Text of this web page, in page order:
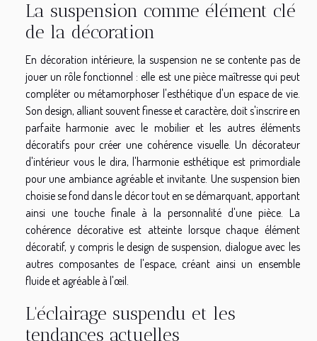
La suspension comme élément clé
de la décoration
En décoration intérieure, la suspension ne se contente pas de
jouer un rôle fonctionnel : elle est une pièce maîtresse qui peut
compléter ou métamorphoser l'esthétique d'un espace de vie.
Son design, alliant souvent finesse et caractère, doit s'inscrire en
parfaite harmonie avec le mobilier et les autres éléments
décoratifs pour créer une cohérence visuelle. Un décorateur
d'intérieur vous le dira, l'harmonie esthétique est primordiale
pour une ambiance agréable et invitante. Une suspension bien
choisie se fond dans le décor tout en se démarquant, apportant
ainsi une touche finale à la personnalité d'une pièce. La
cohérence décorative est atteinte lorsque chaque élément
décoratif, y compris le design de suspension, dialogue avec les
autres composantes de l'espace, créant ainsi un ensemble
fluide et agréable à l'œil.
L'éclairage suspendu et les
tendances actuelles